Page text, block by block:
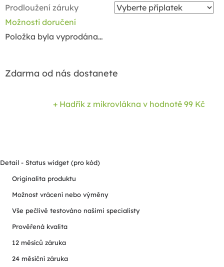
Prodloužení záruky
Možnosti doručení
Položka byla vyprodána…
Zdarma od nás dostanete
+ Hadřík z mikrovlákna v hodnotě 99 Kč
Detail - Status widget (pro kód)
Originalita produktu
Možnost vrácení nebo výměny
Vše pečlivě testováno našimi specialisty
Prověřená kvalita
12 měsíců záruka
24 měsíční záruka